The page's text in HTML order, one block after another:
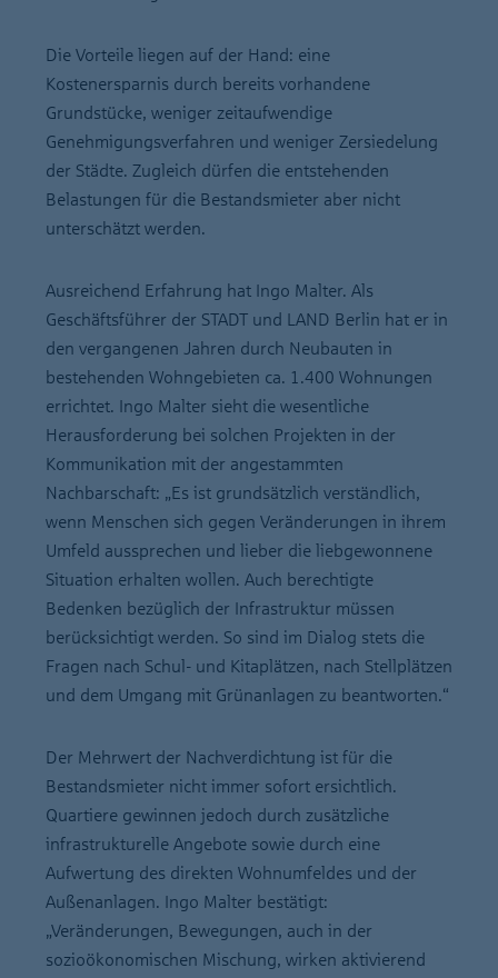
Die Vorteile liegen auf der Hand: eine
Kostenersparnis durch bereits vorhandene
Grundstücke, weniger zeitaufwendige
Genehmigungsverfahren und weniger Zersiedelung
der Städte. Zugleich dürfen die entstehenden
Belastungen für die Bestandsmieter aber nicht
unterschätzt werden.
Ausreichend Erfahrung hat Ingo Malter. Als
Geschäftsführer der STADT und LAND Berlin hat er in
den vergangenen Jahren durch Neubauten in
bestehenden Wohngebieten ca. 1.400 Wohnungen
errichtet. Ingo Malter sieht die wesentliche
Herausforderung bei solchen Projekten in der
Kommunikation mit der angestammten
Nachbarschaft: „Es ist grundsätzlich verständlich,
wenn Menschen sich gegen Veränderungen in ihrem
Umfeld aussprechen und lieber die liebgewonnene
Situation erhalten wollen. Auch berechtigte
Bedenken bezüglich der Infrastruktur müssen
berücksichtigt werden. So sind im Dialog stets die
Fragen nach Schul- und Kitaplätzen, nach Stellplätzen
und dem Umgang mit Grünanlagen zu beantworten.“
Der Mehrwert der Nachverdichtung ist für die
Bestandsmieter nicht immer sofort ersichtlich.
Quartiere gewinnen jedoch durch zusätzliche
infrastrukturelle Angebote sowie durch eine
Aufwertung des direkten Wohnumfeldes und der
Außenanlagen. Ingo Malter bestätigt:
„Veränderungen, Bewegungen, auch in der
sozioökonomischen Mischung, wirken aktivierend